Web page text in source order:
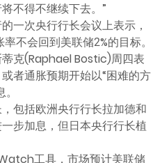
不得不继续下去。”
一次央行行长会议上表示，
不会回到美联储2%的目标。
克(Raphael Bostic)周四表
者通胀预期开始以“困难的方
包括欧洲央行行长拉加德和
步加息，但日本央行行长植
工具，市场预计美联储